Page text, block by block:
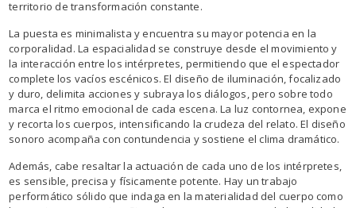
territorio de transformación constante.
La puesta es minimalista y encuentra su mayor potencia en la
corporalidad. La espacialidad se construye desde el movimiento y
la interacción entre los intérpretes, permitiendo que el espectador
complete los vacíos escénicos. El diseño de iluminación, focalizado
y duro, delimita acciones y subraya los diálogos, pero sobre todo
marca el ritmo emocional de cada escena. La luz contornea, expone
y recorta los cuerpos, intensificando la crudeza del relato. El diseño
sonoro acompaña con contundencia y sostiene el clima dramático.
Además, cabe resaltar la actuación de cada uno de los intérpretes,
es sensible, precisa y físicamente potente. Hay un trabajo
performático sólido que indaga en la materialidad del cuerpo como